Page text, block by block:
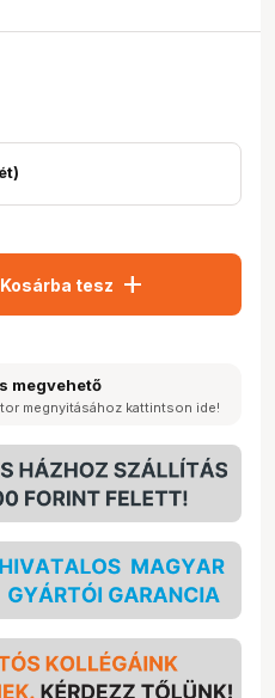
Kosárba tesz add
megvehető
megnyitásához kattintson ide!